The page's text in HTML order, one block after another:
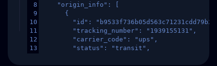
8
9
10
11
12
13
    "origin_info": [
      {
"id":
        "tracking_number": "1939155131",
        "carrier_code": "ups",
        "status": "transit",